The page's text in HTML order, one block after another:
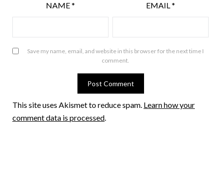
NAME* EMAIL*
Save my name, email, and website in this browser for the next time I
comment.
This site uses Akismet to reduce spam. Learn how your
comment data is processed.